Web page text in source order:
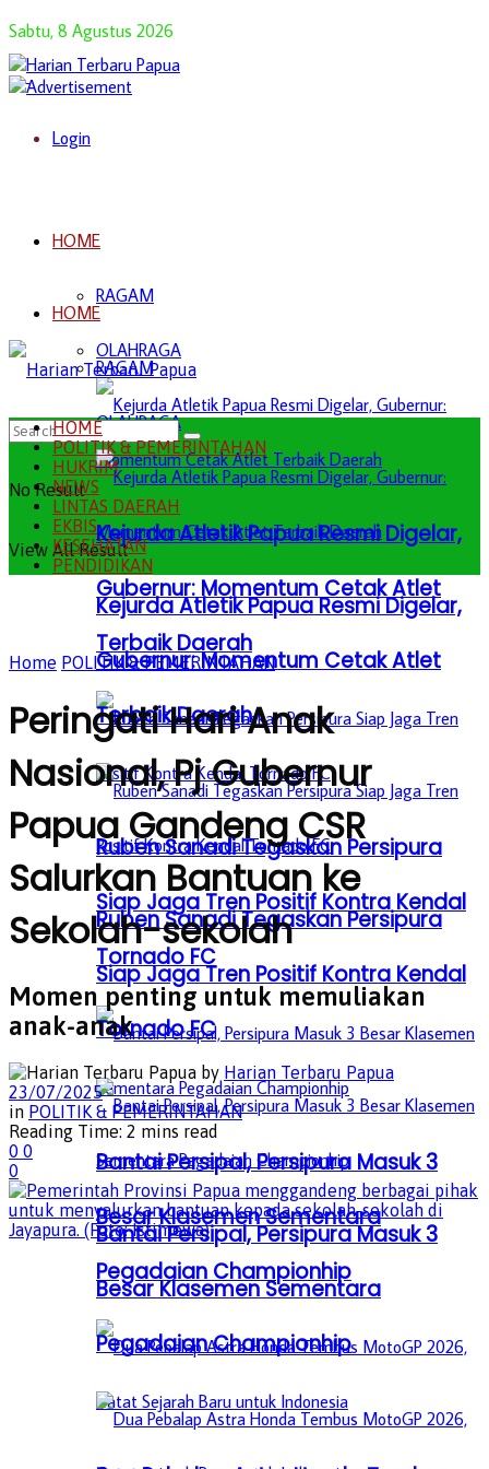
Sabtu, 8 Agustus 2026
Login
HOME
RAGAM
OLAHRAGA
Kejurda Atletik Papua Resmi Digelar,
Gubernur: Momentum Cetak Atlet
Terbaik Daerah
Ruben Sanadi Tegaskan Persipura
Siap Jaga Tren Positif Kontra Kendal
Tornado FC
Bantai Persipal, Persipura Masuk 3
Besar Klasemen Sementara
Pegadaian Championhip
HOME
RAGAM
OLAHRAGA
Kejurda Atletik Papua Resmi Digelar,
Gubernur: Momentum Cetak Atlet
Terbaik Daerah
Ruben Sanadi Tegaskan Persipura
Siap Jaga Tren Positif Kontra Kendal
Tornado FC
Bantai Persipal, Persipura Masuk 3
Besar Klasemen Sementara
Pegadaian Championhip
No Result
View All Result
HOME
POLITIK & PEMERINTAHAN
HUKRIM
NEWS
LINTAS DAERAH
EKBIS
KESEHATAN
PENDIDIKAN
Home POLITIK & PEMERINTAHAN
Peringati Hari Anak
Nasional, Pj Gubernur
Papua Gandeng CSR
Salurkan Bantuan ke
Sekolah-sekolah
Momen penting untuk memuliakan
anak-anak
by Harian Terbaru Papua
23/07/2025
in POLITIK & PEMERINTAHAN
Reading Time: 2 mins read
0 0
0